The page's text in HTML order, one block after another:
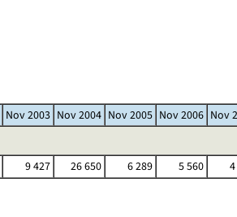
Nov 2003 Nov 2004 Nov 2005 Nov 2006 Nov
9 427 26 650 6 289 5 560